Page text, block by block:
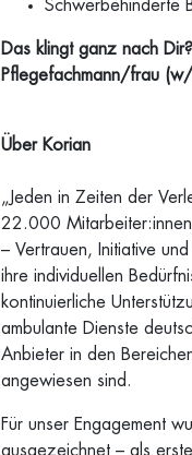
Schwerbehinderte
Das klingt ganz nach
Pflegefachmann/frau
Über Korian
„Jeden in Zeiten der
22.000
– Vertrauen, Initiative
ihre individuellen
kontinuierliche
ambulante Dienste
Anbieter in den
angewiesen sind.
Für unser Engagement
ausgezeichnet – als